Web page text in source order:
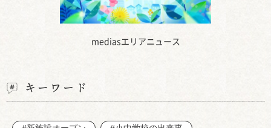
mediasエリアニュース
キーワード